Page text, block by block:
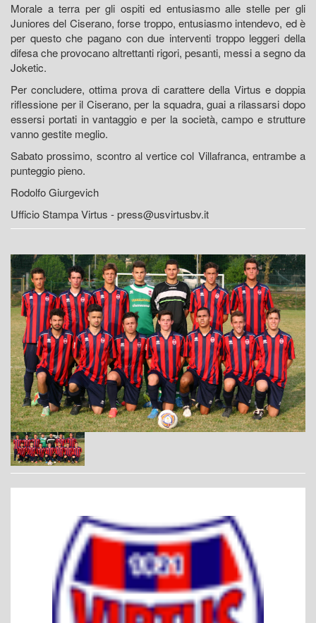
Morale a terra per gli ospiti ed entusiasmo alle stelle per gli
Juniores del Ciserano, forse troppo, entusiasmo intendevo, ed è
per questo che pagano con due interventi troppo leggeri della
difesa che provocano altrettanti rigori, pesanti, messi a segno da
Joketic.
Per concludere, ottima prova di carattere della Virtus e doppia
riflessione per il Ciserano, per la squadra, guai a rilassarsi dopo
essersi portati in vantaggio e per la società, campo e strutture
vanno gestite meglio.
Sabato prossimo, scontro al vertice col Villafranca, entrambe a
punteggio pieno.
Rodolfo Giurgevich
Ufficio Stampa Virtus - press@usvirtusbv.it